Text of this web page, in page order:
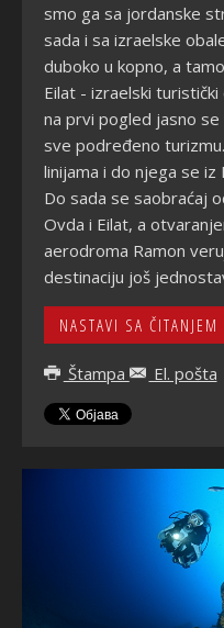
smo ga sa jordanske
sada i sa izraelske
duboko u kopno, a
Eilat - izraelski
na prvi pogled jasno
sve podređeno
linijama i do njega se
Do sada se saobraćaj
Ovda i Eilat, a
aerodroma Ramon
destinaciju još
NASTAVI SA ČITANJEM
Štampa El. pošta